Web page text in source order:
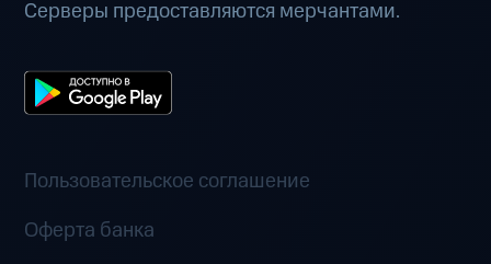
Серверы предоставляются мерчантами.
Пользовательское соглашение
Оферта банка